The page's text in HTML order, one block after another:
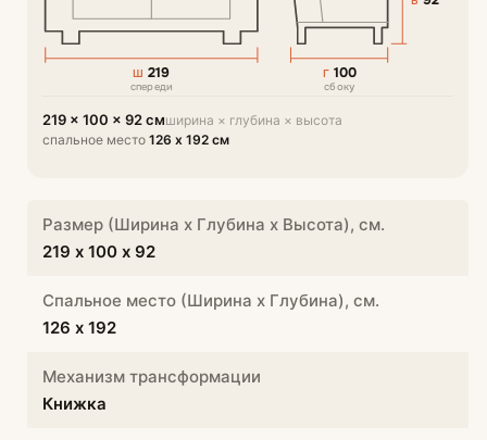
Ш 219 Г100
спереди сбоку
219 × 100 × 92 смширина × глубина × высота
спальное место 126 х 192 см
Размер (Ширина х Глубина х Высота), см.
219 х 100 х 92
Спальное место (Ширина х Глубина), см.
126 х 192
Механизм трансформации
Книжка